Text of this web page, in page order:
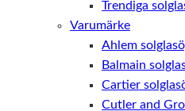
Trendiga
Varumärke
Ahlem
Balmain
Cartier
Cutler and